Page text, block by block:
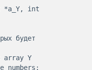
*a_Y, int
numbers: